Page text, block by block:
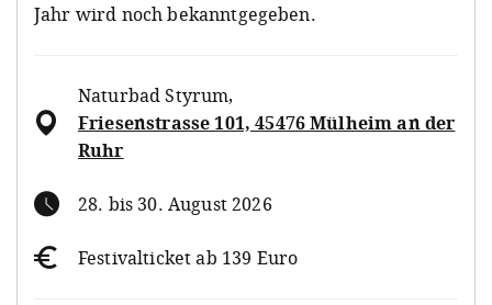
Jahr wird noch bekanntgegeben.
Naturbad Styrum,
Friesenstrasse 101, 45476 Mülheim an der
Ruhr
28. bis 30. August 2026
Festivalticket ab 139 Euro